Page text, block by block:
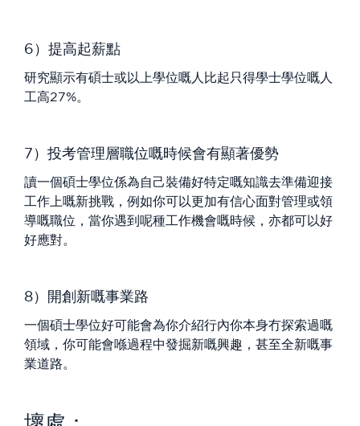
6）提高起薪點
研究顯示有碩士或以上學位嘅人比起只得學士學位嘅人
工高27%。
7）投考管理層職位嘅時候會有顯著優勢
讀一個碩士學位係為自己裝備好特定嘅知識去準備迎接
工作上嘅新挑戰，例如你可以更加有信心面對管理或領
導嘅職位，當你遇到呢種工作機會嘅時候，亦都可以好
好應對。
8）開創新嘅事業路
一個碩士學位好可能會為你介紹行內你本身冇探索過嘅
領域，你可能會喺過程中發掘新嘅興趣，甚至全新嘅事
業道路。